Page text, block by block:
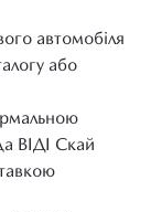
автомобіля
або
ВІДІ Скай